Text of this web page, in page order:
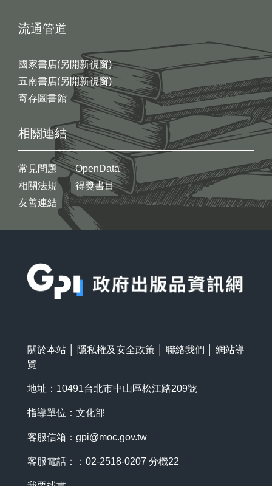
流通管道
國家書店(另開新視窗)
五南書店(另開新視窗)
寄存圖書館
相關連結
常見問題
相關法規
友善連結
OpenData
得獎書目
關於本站 隱私權及安全政策 聯絡我們
網站導
覽
地址：10491台北市中山區松江路209號
指導單位：文化部
客服信箱： gpi@moc.gov.tw
客服電話：：02-2518-0207 分機22